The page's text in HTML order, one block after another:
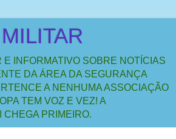
E INFORMATIVO SOBRE NOTÍCIAS
DA ÁREA DA SEGURANÇA
A NENHUMA ASSOCIAÇÃO
TEM VOZ E VEZ! A
CHEGA PRIMEIRO.